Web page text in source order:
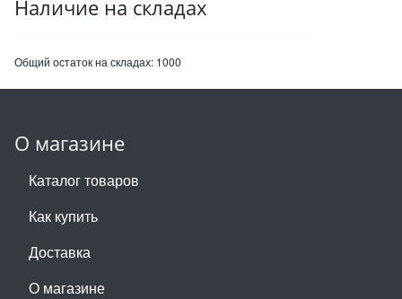
Наличие на складах
Общий остаток на складах: 1000
О магазине
Каталог товаров
Как купить
Доставка
О магазине